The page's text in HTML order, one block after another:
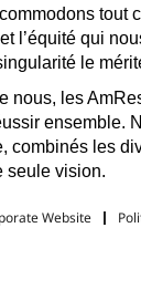
tout
l’équité qui
le
nous, les
ensemble.
combinés les
seule vision.
Website